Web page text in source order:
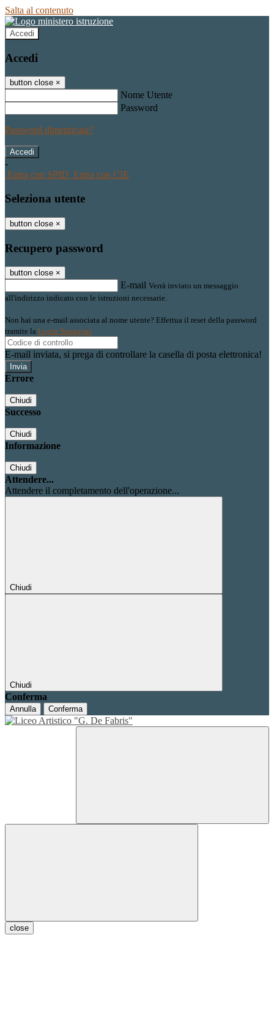
Salta al contenuto
Accedi
Accedi
button close ×
Nome Utente
Password
Password dimenticata?
-
Entra con SPID Entra con CIE
Seleziona utente
button close ×
Recupero password
button close ×
E-mail Verrà inviato un messaggio
all'indirizzo indicato con le istruzioni necessarie.
Non hai una e-mail associata al nome utente? Effettua il reset della password
tramite la Login Spaggiari
E-mail inviata, si prega di controllare la casella di posta elettronica!
Errore
Chiudi
Successo
Chiudi
Informazione
Chiudi
Attendere...
Attendere il completamento dell'operazione...
Chiudi
Chiudi
Conferma
Annulla Conferma
close